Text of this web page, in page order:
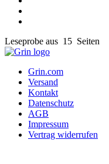
Leseprobe aus 15 Seiten
Grin.com
Versand
Kontakt
Datenschutz
AGB
Impressum
Vertrag widerrufen